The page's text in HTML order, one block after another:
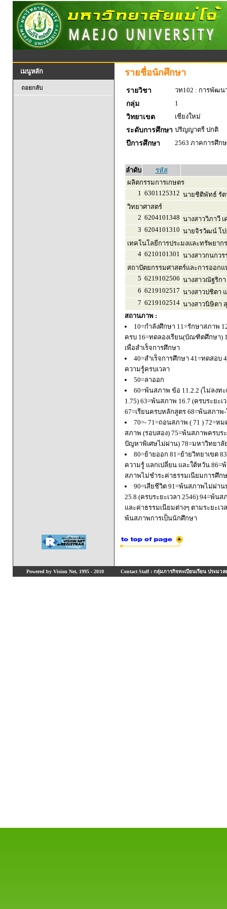
เมนูหลัก
ถอยกลับ
รายชื่อนักศึกษา
รายวิชา
วท102 : การพัฒน
กลุ่ม
1
วิทยาเขต
เชียงใหม่
ระดับการศึกษา ปริญญาตรี ปกติ
ปีการศึกษา
2563 ภาคการศึก
ลำดับ
รหัส
ผลิตกรรมการเกษตร
1 6301125312 นายชิติพัทธ์ รั
วิทยาศาสตร์
2 6204101348 นางสาววิภาวี
3 6204101310 นายจิรวัฒน์ โป
เทคโนโลยีการประมงและทรัพยาก
4 6210101301 นางสาวกนกว
สถาปัตยกรรมศาสตร์และการออก
5 6219102506 นางสาวณัฐริกา
6 6219102517 นางสาวปชิตา
7 6219102514 นางสาวนิษิตา
สถานภาพ :
10=กำลังศึกษา 11=รักษาสภาพ
ครบ 16=ทดลองเรียน(บัณฑิตศึกษา)
เพื่อสำเร็จการศึกษา
40=สำเร็จการศึกษา 41=ทดสอบ
ความรู้ครบเวลา
50=ลาออก
60=พ้นสภาพ ข้อ 11.2.2 (ไม่ลงท
1.75) 63=พ้นสภาพ 16.7 (ครบระยะ
67=เรียนครบหลักสูตร 68=พ้นสภา
70=- 71=ถอนสภาพ ( 71 ) 72=
สภาพ (รอบสอง) 75=พ้นสภาพครบ
ปัญหาพิเศษไม่ผ่าน) 78=มหาวิทยา
80=ย้ายออก 81=ย้ายวิทยาเขต
ความรู้ แลกเปลี่ยน และใต้หวัน
สภาพไม่ชำระค่าธรรมเนียมการศึก
90=เสียชีวิต 91=พ้นสภาพไม่ผ่า
25.8 (ครบระยะเวลา 2546) 94=พ้
และค่าธรรมเนียมต่างๆ ตามระยะเ
พ้นสภาพการเป็นนักศึกษา
Powered by Vision Net, 1995 - 2010 Contact Staff : กลุ่มภารกิจทะเบียนเรียน ประมวล